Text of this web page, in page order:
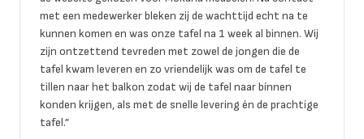
met een medewerker bleken zij de wachttijd echt na te
kunnen komen en was onze tafel na 1 week al binnen. Wij
zijn ontzettend tevreden met zowel de jongen die de
tafel kwam leveren en zo vriendelijk was om de tafel te
tillen naar het balkon zodat wij de tafel naar binnen
konden krijgen, als met de snelle levering én de prachtige
tafel.”